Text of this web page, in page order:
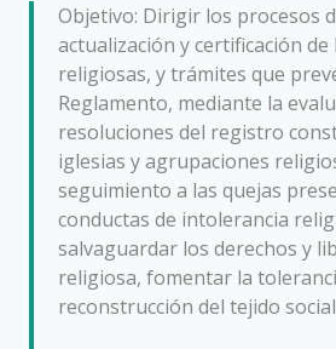
Objetivo: Dirigir los procesos
actualización y certificación de
religiosas, y trámites que
Reglamento, mediante la
resoluciones del registro
iglesias y agrupaciones
seguimiento a las quejas
conductas de intolerancia
salvaguardar los derechos y
religiosa, fomentar la
reconstrucción del tejido